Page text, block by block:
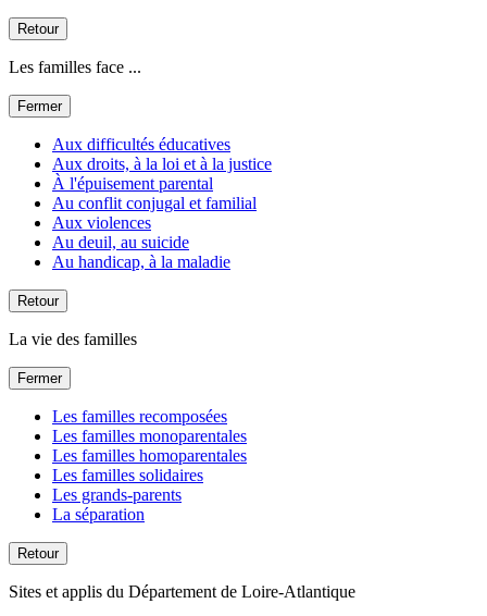
Retour
Les familles face ...
Fermer
Aux difficultés éducatives
Aux droits, à la loi et à la justice
À l'épuisement parental
Au conflit conjugal et familial
Aux violences
Au deuil, au suicide
Au handicap, à la maladie
Retour
La vie des familles
Fermer
Les familles recomposées
Les familles monoparentales
Les familles homoparentales
Les familles solidaires
Les grands-parents
La séparation
Retour
Sites et applis du Département de Loire-Atlantique